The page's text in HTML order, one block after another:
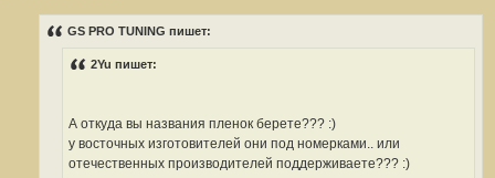
GS PRO TUNING пишет:
2Yu пишет:
А откуда вы названия пленок берете??? :)
у восточных изготовителей они под номерками.. или
отечественных производителей поддерживаете??? :)